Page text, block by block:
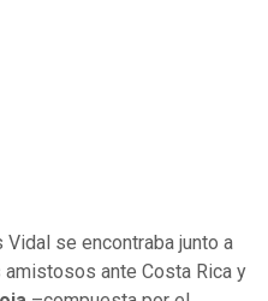
se encontraba junto a
amistosos ante Costa Rica y